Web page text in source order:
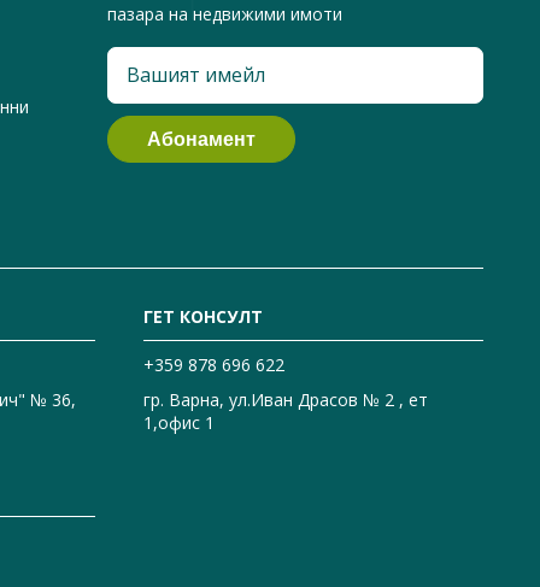
пазара на недвижими имоти
№ 36,
ГЕТ КОНСУЛТ
+359 878 696 622
гр. Варна, ул.Иван Драсов № 2 , ет
1,офис 1